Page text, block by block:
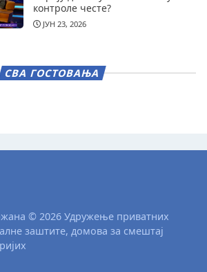
контроле честе?
ЈУН 23, 2026
СВА ГОСТОВАЊА
© 2026 Удружење приватних
заштите, домова за смештај